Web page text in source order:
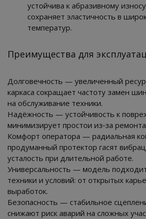
устойчива к абразивному
сохраняет эластичность в
температур.
Преимущества для
Долговечность — увеличенный
каркаса сокращает частоту замен
на обслуживание техники.
Надёжность — устойчивость к
минимизирует простои из‑за
Комфорт оператора — радиальная
продуманный протектор гасят
усталость при длительной работе.
Универсальность — модель
техники и условий: от открытых
выработок.
Безопасность — стабильное
снижают риск аварий на сложных